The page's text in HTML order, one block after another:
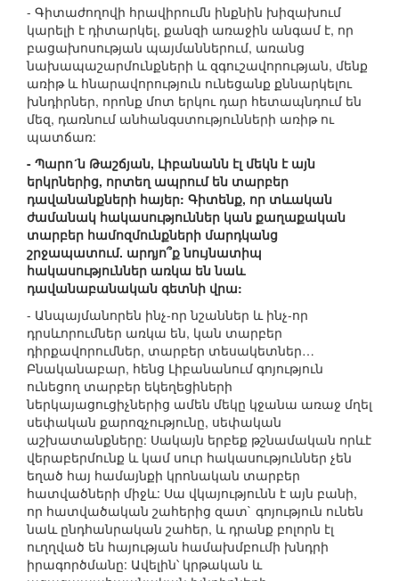
- Գիտաժողովի հրավիրումն ինքնին խիզախում
կարելի է դիտարկել, քանզի առաջին անգամ է, որ
բացախոսության պայմաններում, առանց
նախապաշարմունքների և զգուշավորության, մենք
առիթ և հնարավորություն ունեցանք քննարկելու
խնդիրներ, որոնք մոտ երկու դար հետապնդում են
մեզ, դառնում անհանգստությունների առիթ ու
պատճառ:
- Պարո´ն Թաշճյան, Լիբանանն էլ մեկն է այն
երկրներից, որտեղ ապրում են տարբեր
դավանանքների հայեր: Գիտենք, որ տևական
ժամանակ հակասություններ կան քաղաքական
տարբեր համոզմունքների մարդկանց
շրջապատում. արդյո՞ք նույնատիպ
հակասություններ առկա են նաև
դավանաբանական գետնի վրա:
- Անպայմանորեն ինչ-որ նշաններ և ինչ-որ
դրսևորումներ առկա են, կան տարբեր
դիրքավորումներ, տարբեր տեսակետներ…
Բնականաբար, հենց Լիբանանում գոյություն
ունեցող տարբեր եկեղեցիների
ներկայացուցիչներից ամեն մեկը կջանա առաջ մղել
սեփական քարոզչությունը, սեփական
աշխատանքները: Սակայն երբեք թշնամական որևէ
վերաբերմունք և կամ սուր հակասություններ չեն
եղած հայ համայնքի կրոնական տարբեր
հատվածների միջև: Սա վկայությունն է այն բանի,
որ հատվածական շահերից զատ` գոյություն ունեն
նաև ընդհանրական շահեր, և դրանք բոլորն էլ
ուղղված են հայության համախմբումի խնդրի
իրագործմանը: Ավելին՝ կրթական և